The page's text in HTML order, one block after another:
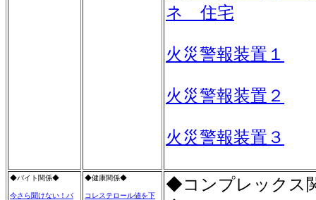
ネ 住宅
火災警報装置１
火災警報装置２
火災警報装置３
◆バイト関係◆
今さら聞けない！バ
◆健康関係◆
コレステロール値を下
◆コンプレックス